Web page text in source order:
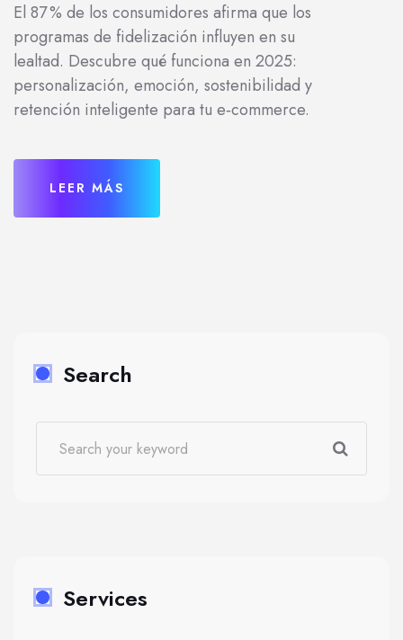
El 87 % de los consumidores afirma que los
programas de fidelización influyen en su
lealtad. Descubre qué funciona en 2025:
personalización, emoción, sostenibilidad y
retención inteligente para tu e‑commerce.
LEER MÁS
Search
Services